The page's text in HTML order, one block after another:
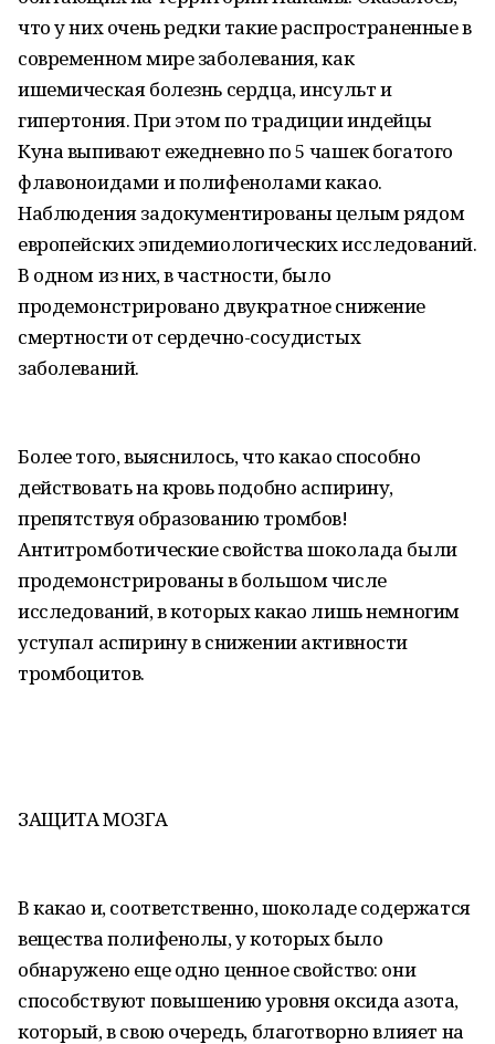
что у них очень редки такие распространенные в
современном мире заболевания, как
ишемическая болезнь сердца, инсульт и
гипертония. При этом по традиции индейцы
Куна выпивают ежедневно по 5 чашек богатого
флавоноидами и полифенолами какао.
Наблюдения задокументированы целым рядом
европейских эпидемиологических исследований.
В одном из них, в частности, было
продемонстрировано двукратное снижение
смертности от сердечно-сосудистых
заболеваний.
Более того, выяснилось, что какао способно
действовать на кровь подобно аспирину,
препятствуя образованию тромбов!
Антитромботические свойства шоколада были
продемонстрированы в большом числе
исследований, в которых какао лишь немногим
уступал аспирину в снижении активности
тромбоцитов.
ЗАЩИТА МОЗГА
В какао и, соответственно, шоколаде содержатся
вещества полифенолы, у которых было
обнаружено еще одно ценное свойство: они
способствуют повышению уровня оксида азота,
который, в свою очередь, благотворно влияет на